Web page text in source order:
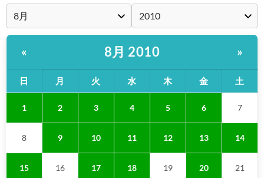
« 8月 2010 »
日 月 火 水 木 金 土
1 2 3 4 5 6 7
8 9 10 11 12 13 14
15 16 17 18 19 20 21